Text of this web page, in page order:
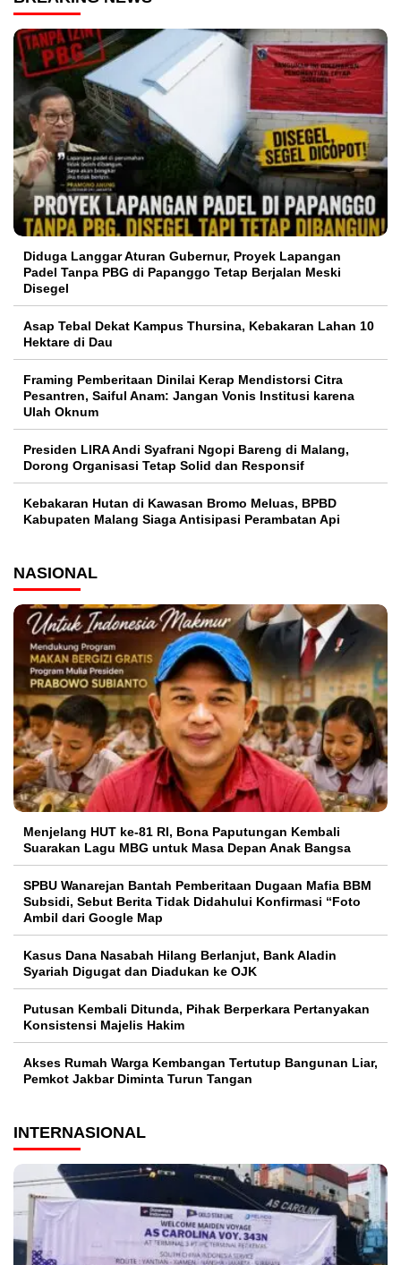
Diduga Langgar Aturan Gubernur, Proyek Lapangan
Padel Tanpa PBG di Papanggo Tetap Berjalan Meski
Disegel
Asap Tebal Dekat Kampus Thursina, Kebakaran Lahan 10
Hektare di Dau
Framing Pemberitaan Dinilai Kerap Mendistorsi Citra
Pesantren, Saiful Anam: Jangan Vonis Institusi karena
Ulah Oknum
Presiden LIRA Andi Syafrani Ngopi Bareng di Malang,
Dorong Organisasi Tetap Solid dan Responsif
Kebakaran Hutan di Kawasan Bromo Meluas, BPBD
Kabupaten Malang Siaga Antisipasi Perambatan Api
NASIONAL
Menjelang HUT ke-81 RI, Bona Paputungan Kembali
Suarakan Lagu MBG untuk Masa Depan Anak Bangsa
SPBU Wanarejan Bantah Pemberitaan Dugaan Mafia BBM
Subsidi, Sebut Berita Tidak Didahului Konfirmasi “Foto
Ambil dari Google Map
Kasus Dana Nasabah Hilang Berlanjut, Bank Aladin
Syariah Digugat dan Diadukan ke OJK
Putusan Kembali Ditunda, Pihak Berperkara Pertanyakan
Konsistensi Majelis Hakim
Akses Rumah Warga Kembangan Tertutup Bangunan Liar,
Pemkot Jakbar Diminta Turun Tangan
INTERNASIONAL